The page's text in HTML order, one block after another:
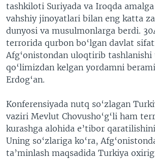
tashkiloti Suriyada va Iroqda
vahshiy jinoyatlari bilan eng katta
dunyosi va musulmonlarga berdi.
terrorida qurbon bo‘lgan davlat
Afg‘onistondan uloqtirib tashlanishi
qo‘limizdan kelgan yordamni
Erdog‘an.
Konferensiyada nutq so‘zlagan
vaziri Mevlut Chovusho‘g‘li ham
kurashga alohida e’tibor
Uning so‘zlariga ko‘ra,
ta’minlash maqsadida Turkiya